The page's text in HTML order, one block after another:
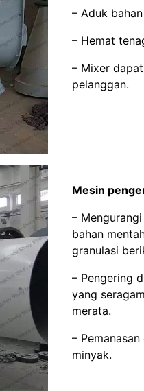
– Aduk
– Hemat
– Mixer
pelanggan.
Mesin
–
bahan
granulasi
– Pengering
yang
merata.
–
minyak.